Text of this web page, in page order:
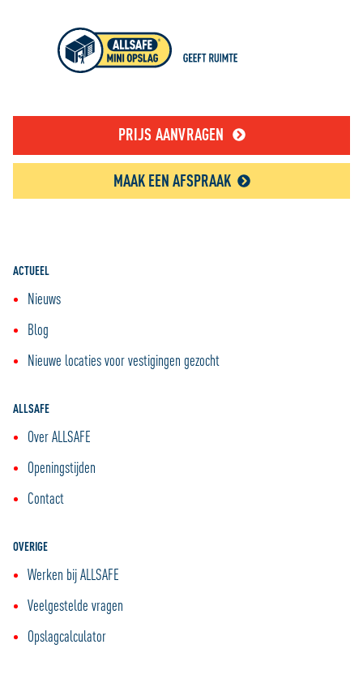
PRIJS AANVRAGEN
MAAK EEN AFSPRAAK
ACTUEEL
Nieuws
Blog
Nieuwe locaties voor vestigingen gezocht
ALLSAFE
Over ALLSAFE
Openingstijden
Contact
OVERIGE
Werken bij ALLSAFE
Veelgestelde vragen
Opslagcalculator